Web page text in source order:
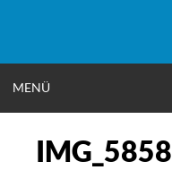
MENÜ
IMG_5858